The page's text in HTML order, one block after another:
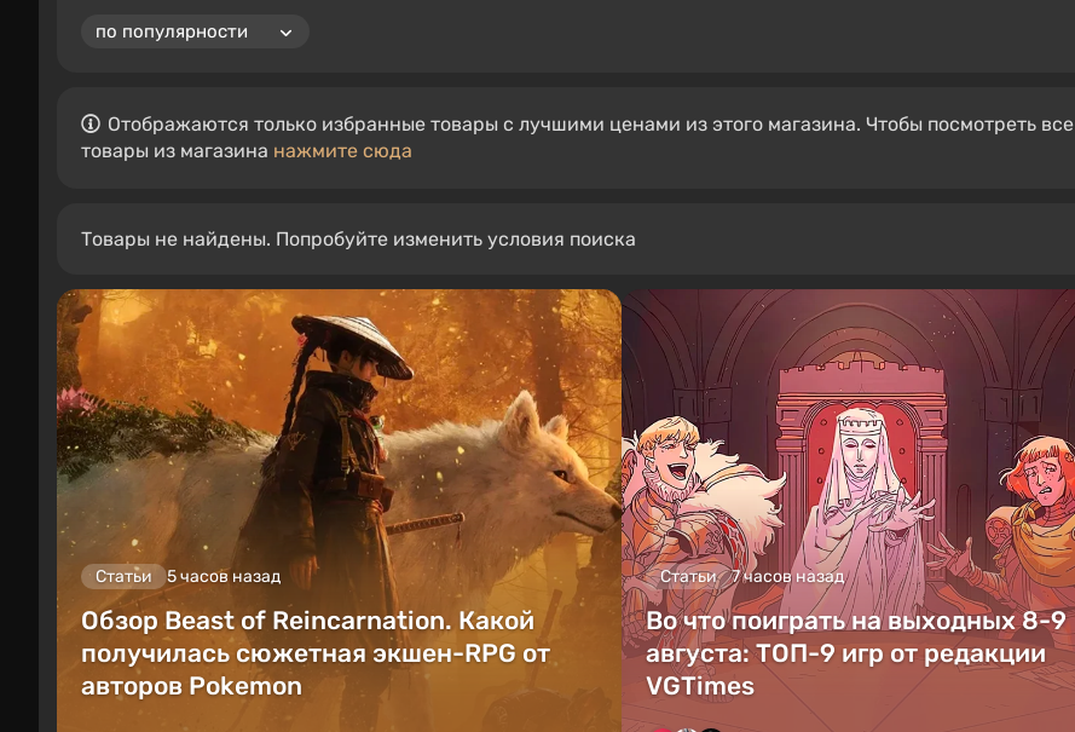
Отображаются только избранные товары с лучшими ценами из этого магазина. Чтобы посмотреть все
товары из магазина нажмите сюда
Товары не найдены. Попробуйте изменить условия поиска
Статьи 5 часов назад
Обзор Beast of Reincarnation. Какой
получилась сюжетная экшен-RPG от
авторов Pokemon
Статьи 7 часов назад
Во что поиграть на выходных 8-9
августа: ТОП-9 игр от редакции
VGTimes